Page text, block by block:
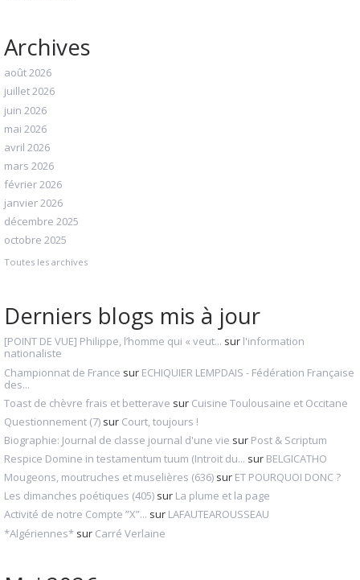
Archives
août 2026
juillet 2026
juin 2026
mai 2026
avril 2026
mars 2026
février 2026
janvier 2026
décembre 2025
octobre 2025
Toutes les archives
Derniers blogs mis à jour
[POINT DE VUE] Philippe, l’homme qui « veut... sur l'information
nationaliste
Championnat de France sur ECHIQUIER LEMPDAIS - Fédération Française
des...
Toast de chèvre frais et betterave sur Cuisine Toulousaine et Occitane
Questionnement (7) sur Court, toujours !
Biographie: Journal de classe journal d'une vie sur Post & Scriptum
Respice Domine in testamentum tuum (Introit du... sur BELGICATHO
Mougeons, moutruches et muselières (636) sur ET POURQUOI DONC ?
Les dimanches poétiques (405) sur La plume et la page
Activité de notre Compte ”X”... sur LAFAUTEAROUSSEAU
*Algériennes* sur Carré Verlaine